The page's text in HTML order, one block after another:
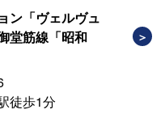
ン「ヴェルヴュ
堂筋線「昭和
徒歩1分